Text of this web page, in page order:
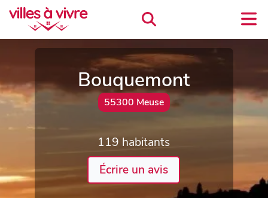
Bouquemont
55300 Meuse
119 habitants
Écrire un avis